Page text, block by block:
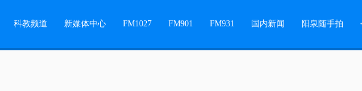
科教频道 新媒体中心 FM1027 FM901 FM931 国内新闻 阳泉随手拍